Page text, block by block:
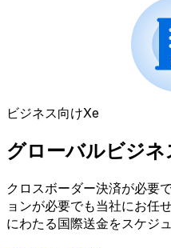
ビジネス向けXe
グローバルビジ
クロスボーダー決済が必要
ョンが必要でも当社にお任
にわたる国際送金をスケジ